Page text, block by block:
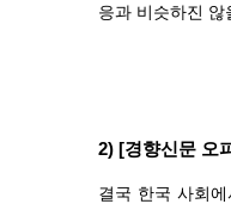
응과 비슷하진 않
2) [경향신문 오
결국 한국 사회